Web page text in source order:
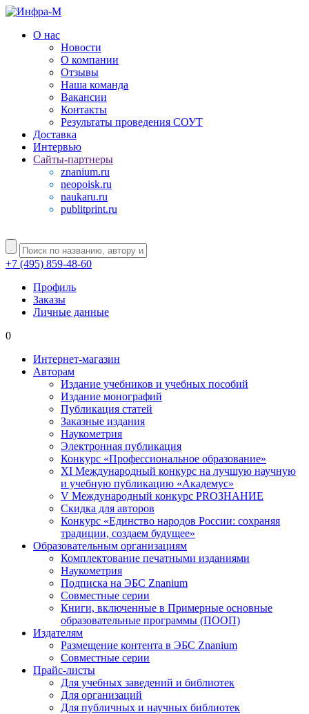
О нас
Новости
О компании
Отзывы
Наша команда
Вакансии
Контакты
Результаты проведения СОУТ
Доставка
Интервью
Сайты-партнеры
znanium.ru
neopoisk.ru
naukaru.ru
publitprint.ru
+7 (495) 859-48-60
Профиль
Заказы
Личные данные
0
Интернет-магазин
Авторам
Издание учебников и учебных пособий
Издание монографий
Публикация статей
Заказные издания
Наукометрия
Электронная публикация
Конкурс «Профессиональное образование»
XI Международный конкурс на лучшую научную
и учебную публикацию «Академус»
V Международный конкурс PROЗНАНИЕ
Скидка для авторов
Конкурс «Единство народов России: сохраняя
традиции, создаем будущее»
Образовательным организациям
Комплектование печатными изданиями
Наукометрия
Подписка на ЭБС Znanium
Совместные серии
Книги, включенные в Примерные основные
образовательные программы (ПООП)
Издателям
Размещение контента в ЭБС Znanium
Совместные серии
Прайс-листы
Для учебных заведений и библиотек
Для организаций
Для публичных и научных библиотек